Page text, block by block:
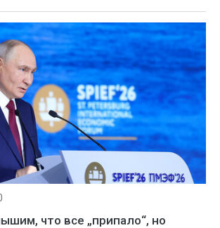
что все „припало“, но